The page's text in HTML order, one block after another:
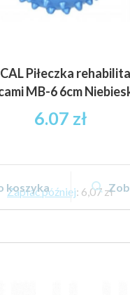
Piłeczka
MB-6 6cm
6.07 zł
Zapłać później: 6,07 zł
koszyka